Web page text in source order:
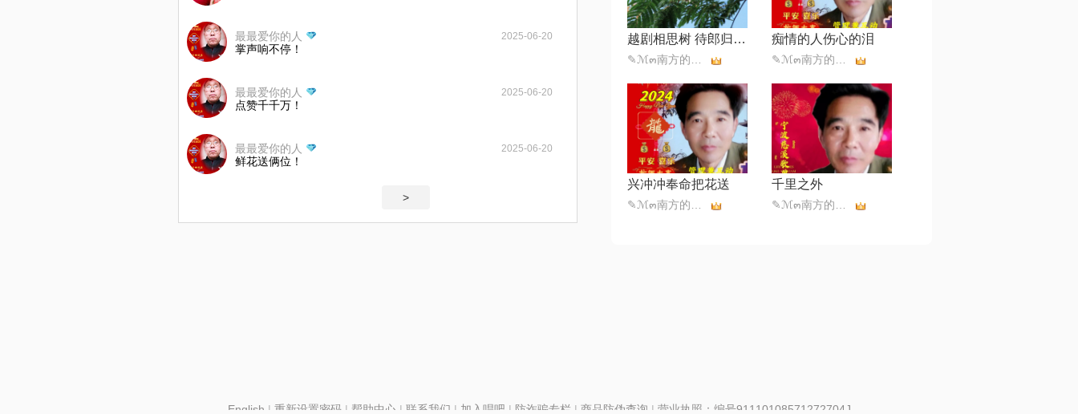
最最爱你的人 2025-06-20
掌声响不停！
最最爱你的人 2025-06-20
点赞千千万！
最最爱你的人 2025-06-20
鲜花送俩位！
>
越剧相思树 待郎归 怀素 痴情的人伤心的泪
兴冲冲奉命把花送 千里之外
English | 重新设置密码| 帮助中心 | 联系我们 | 加入唱吧 | 防诈骗专栏 | 商品防伪查询 | 营业执照：编号91110108571272704J